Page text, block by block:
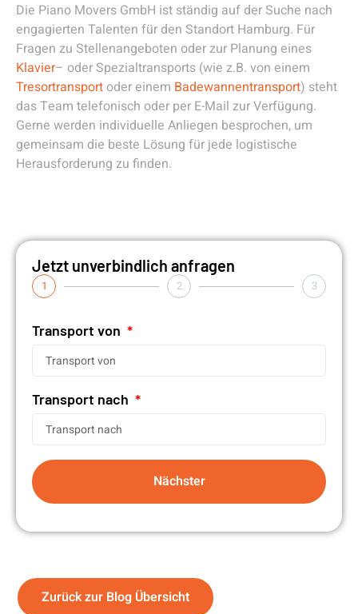
Die Piano Movers GmbH ist ständig auf der Suche nach
engagierten Talenten für den Standort Hamburg. Für
Fragen zu Stellenangeboten oder zur Planung eines
Klavier– oder Spezialtransports (wie z.B. von einem
Tresortransportoder einem Badewannentransport) steht
das Team telefonisch oder per E-Mail zur Verfügung.
Gerne werden individuelle Anliegen besprochen, um
gemeinsam die beste Lösung für jede logistische
Herausforderung zu finden.
Jetzt unverbindlich anfragen
1 2 3
Transport von
Transport nach
Nächster
Zurück zur Blog Übersicht